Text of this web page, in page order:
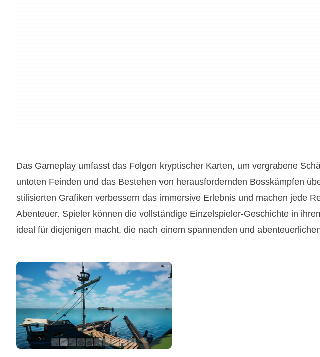
Das Gameplay umfasst das Folgen kryptischer Karten, um vergrabene
untoten Feinden und das Bestehen von herausfordernden Bosskämpfen
stilisierten Grafiken verbessern das immersive Erlebnis und machen jede
Abenteuer. Spieler können die vollständige Einzelspieler-Geschichte in
ideal für diejenigen macht, die nach einem spannenden und